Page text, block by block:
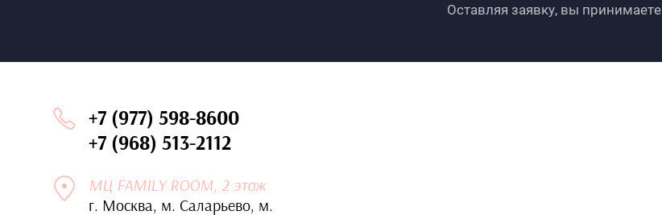
Оставляя заявку, вы принимаете
+7 (977) 598-8600
+7 (968) 513-2112
МЦ FAMILY ROOM, 2 этаж
г. Москва, м. Саларьево, м.